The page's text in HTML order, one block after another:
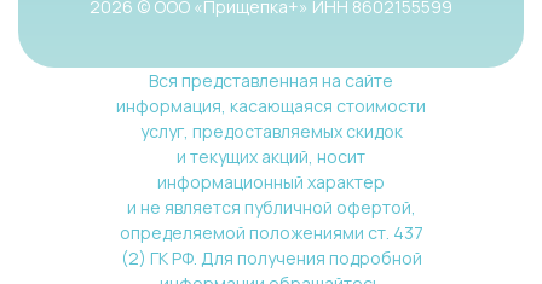
2026 © ООО «Прищепка+» ИНН 8602155599
Вся представленная на сайте
информация, касающаяся стоимости
услуг, предоставляемых скидок
и текущих акций, носит
информационный характер
и не является публичной офертой,
определяемой положениями ст. 437
(2) ГК РФ. Для получения подробной